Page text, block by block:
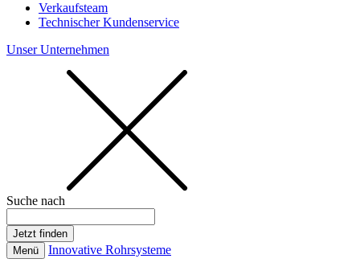
Verkaufsteam
Technischer Kundenservice
Unser Unternehmen
Suche nach
Menü Innovative Rohrsysteme